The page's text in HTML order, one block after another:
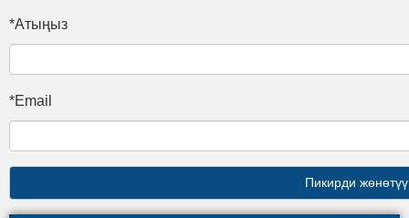
*Атыңыз
*Email